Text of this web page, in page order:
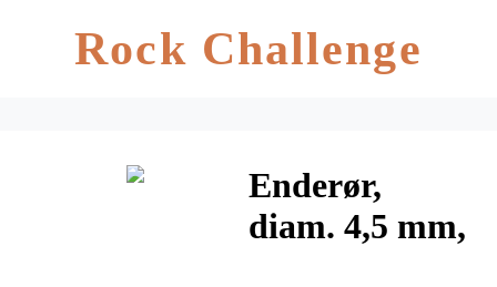
Rock Challenge
Enderør,
diam. 4,5 mm,